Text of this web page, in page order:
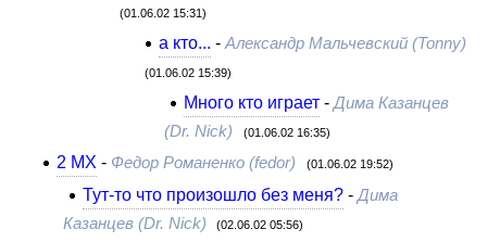
(01.06.02 15:31)
а кто... - Александр Мальчевский (Tonny)
(01.06.02 15:39)
Много кто играет -Дима Казанцев
(Dr. Nick)
(01.06.02 16:35)
2 MX - Федор Романенко (fedor) (01.06.02 19:52)
Тут-то что произошло без меня?- Дима
Казанцев (Dr. Nick)
(02.06.02 05:56)